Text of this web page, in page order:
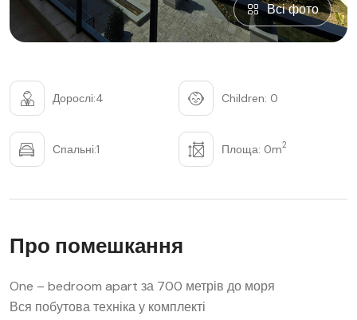
Всі фото
Дорослі:4 Children: 0
Спальні:1 Площа: 0m2
Про помешкання
One – bedroom apart за 700 метрів до моря
Вся побутова техніка у комплекті